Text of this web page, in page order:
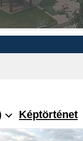
Képtörténet